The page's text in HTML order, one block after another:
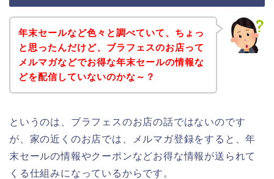
年末セールなど色々と調べていて、ちょっ
と思ったんだけど、ブラフェスのお店って
メルマガなどでお得な年末セールの情報な
どを配信していないのかな～？
というのは、ブラフェスのお店の話ではないのです
が、家の近くのお店では、メルマガ登録をすると、年
末セールの情報やクーポンなどお得な情報が送られて
くる仕組みになっているからです。